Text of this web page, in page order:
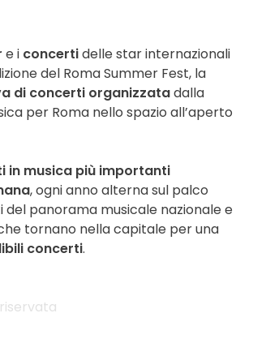
e i concertidelle star internazionali
del Roma Summer Fest, la
di concerti organizzatadalla
per Roma nello spazio all’aperto
in musica più importanti
, ogni anno alterna sul palco
del panorama musicale nazionale e
tornano nella capitale per una
concerti.